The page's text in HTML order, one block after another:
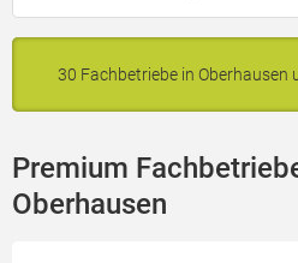
30 Fachbetriebe in Oberhausen
Premium
Oberhausen